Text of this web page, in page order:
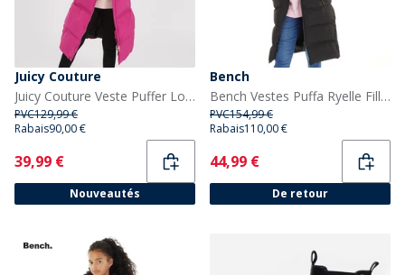
Juicy Couture
Juicy Couture Veste Puffer Longue Fille Festival Fuchsia
PVC129,99 €
Rabais90,00 €
Current
39,99 €
Nouveautés
Bench
Bench Vestes Puffa Ryelle Fille Noir
PVC154,99 €
Rabais110,00 €
Current
44,99 €
De retour